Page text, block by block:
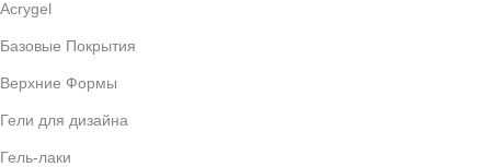
Acrygel
Базовые Покрытия
Верхние Формы
Гели для дизайна
Гель-лаки